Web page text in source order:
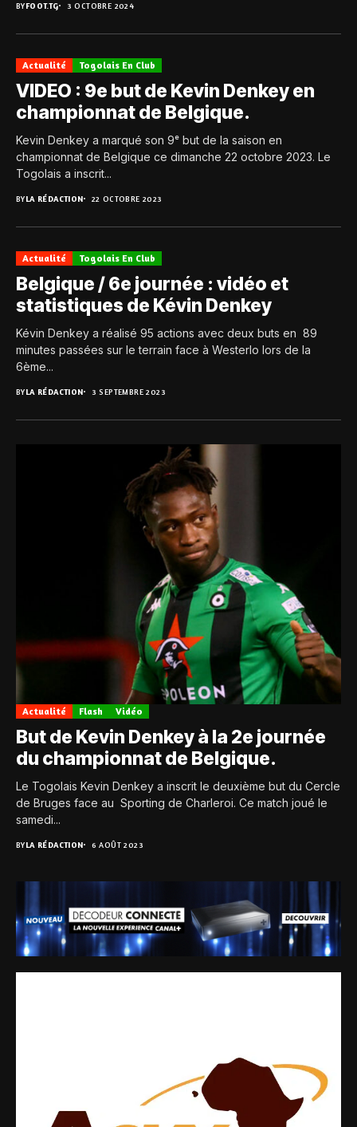
BYFOOT.TG 3 OCTOBRE 2024
Actualité Togolais En Club
VIDEO : 9e but de Kevin Denkey en
championnat de Belgique.
Kevin Denkey a marqué son 9ᵉ but de la saison en
championnat de Belgique ce dimanche 22 octobre 2023. Le
Togolais a inscrit...
BYLA RÉDACTION 22 OCTOBRE 2023
Actualité Togolais En Club
Belgique / 6e journée : vidéo et
statistiques de Kévin Denkey
Kévin Denkey a réalisé 95 actions avec deux buts en 89
minutes passées sur le terrain face à Westerlo lors de la
6ème...
BYLA RÉDACTION 3 SEPTEMBRE 2023
Actualité Flash Vidéo
But de Kevin Denkey à la 2e journée
du championnat de Belgique.
Le Togolais Kevin Denkey a inscrit le deuxième but du Cercle
de Bruges face au Sporting de Charleroi. Ce match joué le
samedi...
BYLA RÉDACTION 6 AOÛT 2023